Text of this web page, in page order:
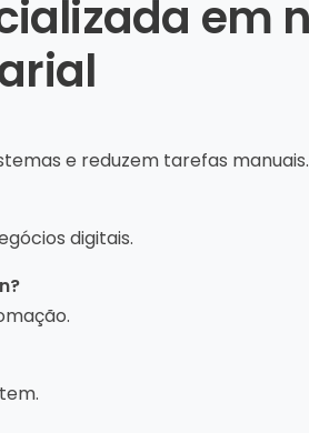
em
e reduzem tarefas manuais.
digitais.